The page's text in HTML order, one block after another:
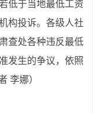
低于当地最低工资
构投诉。各级人社
查处各种违反最低
发生的争议，依照
李娜）